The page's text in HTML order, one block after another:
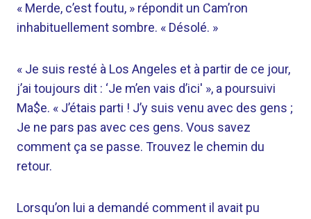
« Merde, c’est foutu, » répondit un Cam’ron
inhabituellement sombre. « Désolé. »
« Je suis resté à Los Angeles et à partir de ce jour,
j’ai toujours dit : ‘Je m’en vais d’ici' », a poursuivi
Ma$e. « J’étais parti ! J’y suis venu avec des gens ;
Je ne pars pas avec ces gens. Vous savez
comment ça se passe. Trouvez le chemin du
retour.
Lorsqu’on lui a demandé comment il avait pu